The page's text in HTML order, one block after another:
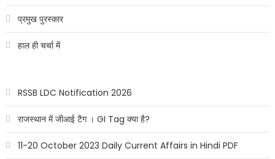
प्रमुख पुरस्कार
हाल ही चर्चा में
RSSB LDC Notification 2026
राजस्थान में जीआई टैग । GI Tag क्या है?
11-20 October 2023 Daily Current Affairs in Hindi PDF